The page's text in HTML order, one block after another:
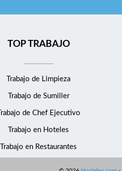
TOP TRABAJO
Trabajo de Limpieza
Trabajo de Sumiller
Trabajo de Chef Ejecutivo
Trabajo en Hoteles
Trabajo en Restaurantes